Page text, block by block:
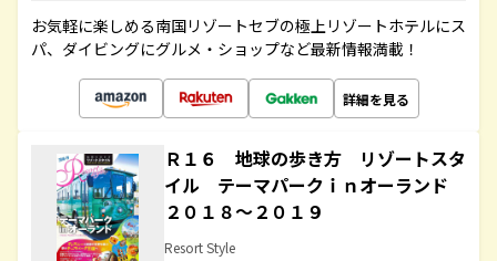
お気軽に楽しめる南国リゾートセブの極上リゾートホテルにス
パ、ダイビングにグルメ・ショップなど最新情報満載！
詳細を見る
Ｒ１６ 地球の歩き方 リゾートスタ
イル テーマパークｉｎオーランド
２０１８～２０１９
Resort Style